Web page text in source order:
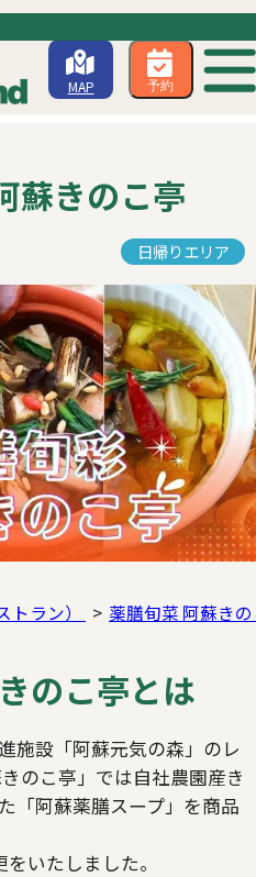
MAP 予約
蘇きのこ亭
日帰りエリア
トラン） 薬膳旬菜 阿蘇き
のこ亭とは
施設「阿蘇元気の森」のレ
のこ亭」では自社農園産き
「阿蘇薬膳スープ」を商品
いたしました。